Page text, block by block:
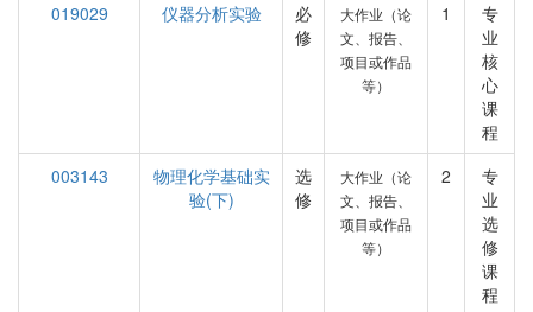
019029 仪器分析实验
必
修
大作业（论
文、报告、
项目或作品
等）
1
专
业
核
心
课
程
003143
物理化学基础实
验(下)
选
修
大作业（论
文、报告、
项目或作品
等）
2
专
业
选
修
课
程